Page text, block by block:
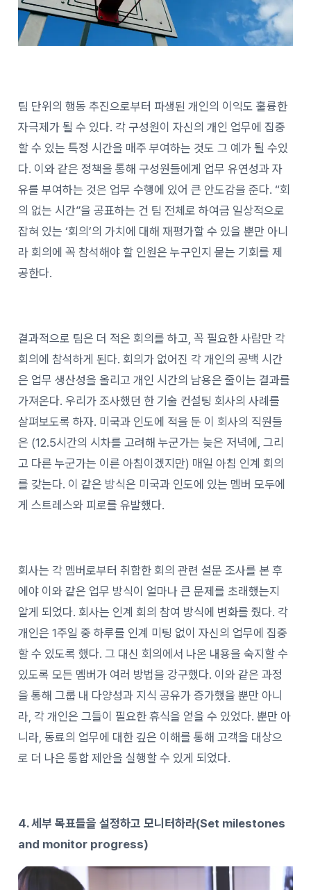
팀 단위의 행동 추진으로부터 파생된 개인의 이익도 훌륭한
자극제가 될 수 있다. 각 구성원이 자신의 개인 업무에 집중
할 수 있는 특정 시간을 매주 부여하는 것도 그 예가 될 수있
다. 이와 같은 정책을 통해 구성원들에게 업무 유연성과 자
유를 부여하는 것은 업무 수행에 있어 큰 안도감을 준다. “회
의 없는 시간”을 공표하는 건 팀 전체로 하여금 일상적으로
잡혀 있는 ‘회의’의 가치에 대해 재평가할 수 있을 뿐만 아니
라 회의에 꼭 참석해야 할 인원은 누구인지 묻는 기회를 제
공한다.
결과적으로 팀은 더 적은 회의를 하고, 꼭 필요한 사람만 각
회의에 참석하게 된다. 회의가 없어진 각 개인의 공백 시간
은 업무 생산성을 올리고 개인 시간의 남용은 줄이는 결과를
가져온다. 우리가 조사했던 한 기술 컨설팅 회사의 사례를
살펴보도록 하자. 미국과 인도에 적을 둔 이 회사의 직원들
은 (12.5시간의 시차를 고려해 누군가는 늦은 저녁에, 그리
고 다른 누군가는 이른 아침이겠지만) 매일 아침 인계 회의
를 갖는다. 이 같은 방식은 미국과 인도에 있는 멤버 모두에
게 스트레스와 피로를 유발했다.
회사는 각 멤버로부터 취합한 회의 관련 설문 조사를 본 후
에야 이와 같은 업무 방식이 얼마나 큰 문제를 초래했는지
알게 되었다. 회사는 인계 회의 참여 방식에 변화를 줬다. 각
개인은 1주일 중 하루를 인계 미팅 없이 자신의 업무에 집중
할 수 있도록 했다. 그 대신 회의에서 나온 내용을 숙지할 수
있도록 모든 멤버가 여러 방법을 강구했다. 이와 같은 과정
을 통해 그룹 내 다양성과 지식 공유가 증가했을 뿐만 아니
라, 각 개인은 그들이 필요한 휴식을 얻을 수 있었다. 뿐만 아
니라, 동료의 업무에 대한 깊은 이해를 통해 고객을 대상으
로 더 나은 통합 제안을 실행할 수 있게 되었다.
4. 세부 목표들을 설정하고 모니터하라(Set milestones
and monitor progress)